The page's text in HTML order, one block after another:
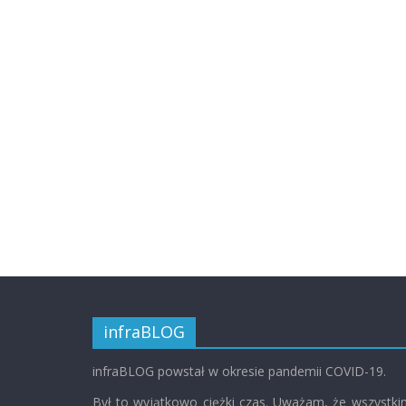
infraBLOG
infraBLOG powstał w okresie pandemii COVID-19.
Był to wyjątkowo ciężki czas. Uważam, że